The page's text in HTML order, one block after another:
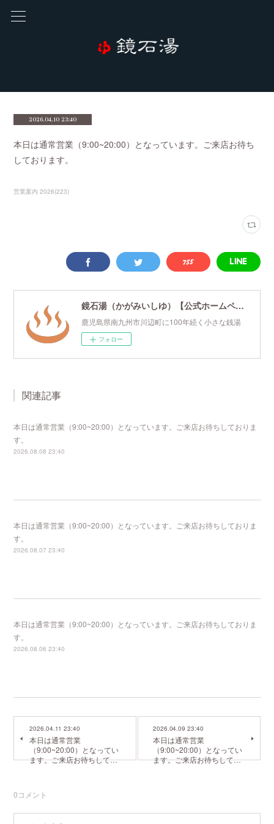
2026.04.10 23:40
本日は通常営業（9:00~20:00）となっています。ご来店お待ち
しております。
営業案内 2026(223)
鏡石湯（かがみいしゆ）【公式ホームページ】
鹿児島県南九州市川辺町に100年続く小さな銭湯
フォロー
関連記事
本日は通常営業（9:00~20:00）となっています。ご来店お待ちしておりま
す。
2026.08.08 23:40
本日は通常営業（9:00~20:00）となっています。ご来店お待ちしておりま
す。
2026.08.07 23:40
本日は通常営業（9:00~20:00）となっています。ご来店お待ちしておりま
す。
2026.08.06 23:40
2026.04.11 23:40
本日は通常営業
（9:00~20:00）となってい
ます。ご来店お待ちして…
2026.04.09 23:40
本日は通常営業
（9:00~20:00）となってい
ます。ご来店お待ちして…
0コメント